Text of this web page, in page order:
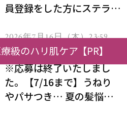
員登録をした方にステラボ
ヘアドライヤー ジュエル
をプレゼント！
2026年7月16日（木）23:59ま
で
※応募は終了いたしまし
た。【7/16まで】うねり
やパサつき… 夏の髪悩み
級のハリ肌ケア【PR】